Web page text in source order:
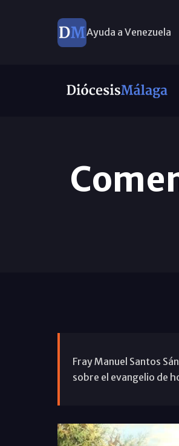
Ayuda a Venezuela
Fray Manuel Santos
sobre el evangelio de